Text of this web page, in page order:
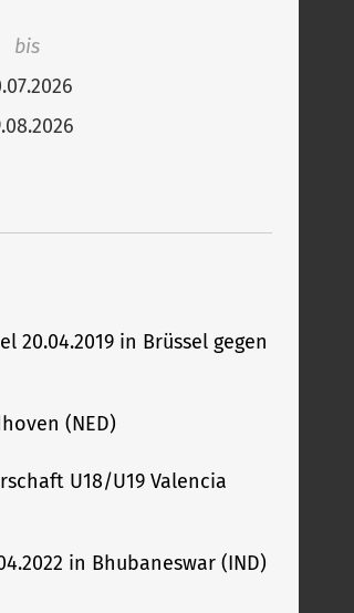
bis
20.04.2019 in Brüssel gegen
(NED)
U18/U19 Valencia
in Bhubaneswar (IND)